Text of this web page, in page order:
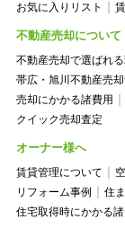
お気に入りリスト
不動産売却について
不動産売却で選ばれ
帯広・旭川不動産売却
売却にかかる諸費用
クイック売却査定
オーナー様へ
賃貸管理について
リフォーム事例
住
住宅取得時にかかる